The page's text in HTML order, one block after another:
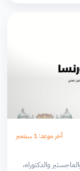
آخر موعد: 1 سبتمبر
والدكتوراه،